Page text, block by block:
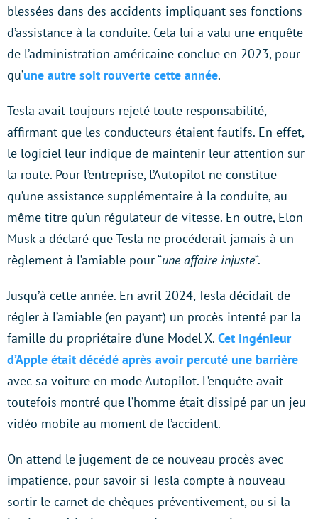
blessées dans des accidents impliquant ses fonctions
d’assistance à la conduite. Cela lui a valu une enquête
de l’administration américaine conclue en 2023, pour
qu’une autre soit rouverte cette année.
Tesla avait toujours rejeté toute responsabilité,
affirmant que les conducteurs étaient fautifs. En effet,
le logiciel leur indique de maintenir leur attention sur
la route. Pour l’entreprise, l’Autopilot ne constitue
qu’une assistance supplémentaire à la conduite, au
même titre qu’un régulateur de vitesse. En outre, Elon
Musk a déclaré que Tesla ne procéderait jamais à un
règlement à l’amiable pour “une affaire injuste“.
Jusqu’à cette année. En avril 2024, Tesla décidait de
régler à l’amiable (en payant) un procès intenté par la
famille du propriétaire d’une Model X. Cet ingénieur
d’Apple était décédé après avoir percuté une barrière
avec sa voiture en mode Autopilot. L’enquête avait
toutefois montré que l’homme était dissipé par un jeu
vidéo mobile au moment de l’accident.
On attend le jugement de ce nouveau procès avec
impatience, pour savoir si Tesla compte à nouveau
sortir le carnet de chèques préventivement, ou si la